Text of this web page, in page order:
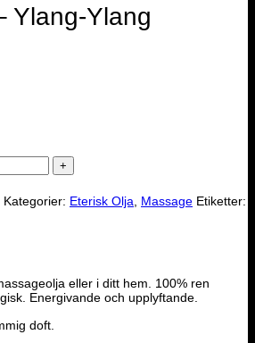
Ylang-Ylang
Kategorier: Eterisk Olja Massage Etiketter:
eller i ditt hem. 100% ren
Energivande och upplyftande.
doft.